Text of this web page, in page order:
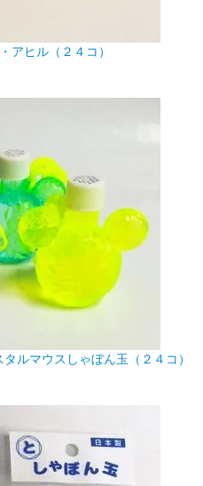
アヒル（２４コ）
マウスしゃぼん玉（２４コ）